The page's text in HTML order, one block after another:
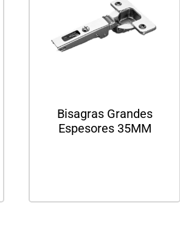
Bisagras Grandes
Espesores 35MM